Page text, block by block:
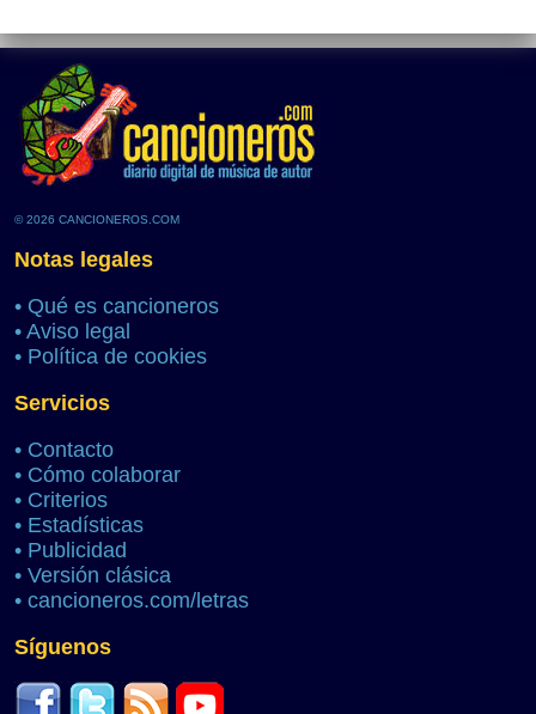
© 2026 CANCIONEROS.COM
Notas legales
• Qué es cancioneros
• Aviso legal
• Política de cookies
Servicios
• Contacto
• Cómo colaborar
• Criterios
• Estadísticas
• Publicidad
• Versión clásica
• cancioneros.com/letras
Síguenos